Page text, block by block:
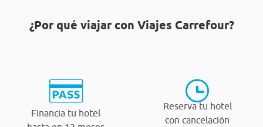
¿Por qué viajar con Viajes Carrefour?
Financia tu hotel
Reserva tu hotel
con cancelación